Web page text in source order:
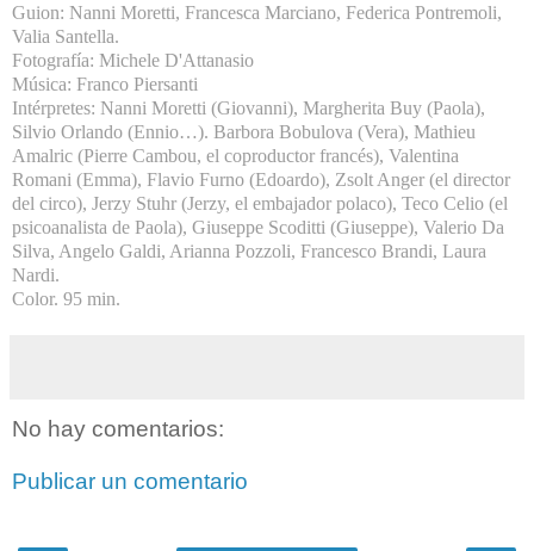
Guion: Nanni Moretti, Francesca Marciano, Federica Pontremoli,
Valia Santella.
Fotografía: Michele D'Attanasio
Música: Franco Piersanti
Intérpretes: Nanni Moretti (Giovanni), Margherita Buy (Paola),
Silvio Orlando (Ennio…). Barbora Bobulova (Vera), Mathieu
Amalric (Pierre Cambou, el coproductor francés), Valentina
Romani (Emma), Flavio Furno (Edoardo), Zsolt Anger (el director
del circo), Jerzy Stuhr (Jerzy, el embajador polaco), Teco Celio (el
psicoanalista de Paola), Giuseppe Scoditti (Giuseppe), Valerio Da
Silva, Angelo Galdi, Arianna Pozzoli, Francesco Brandi, Laura
Nardi.
Color. 95 min.
No hay comentarios:
Publicar un comentario